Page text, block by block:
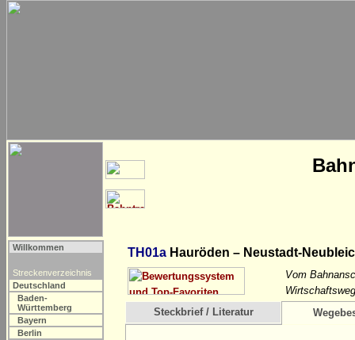
Willkommen
Streckenverzeichnis
Deutschland
Baden-
Württemberg
Bayern
Berlin
TH01a Hauröden – Neustadt-
Vom
Steckbrief / Literatur